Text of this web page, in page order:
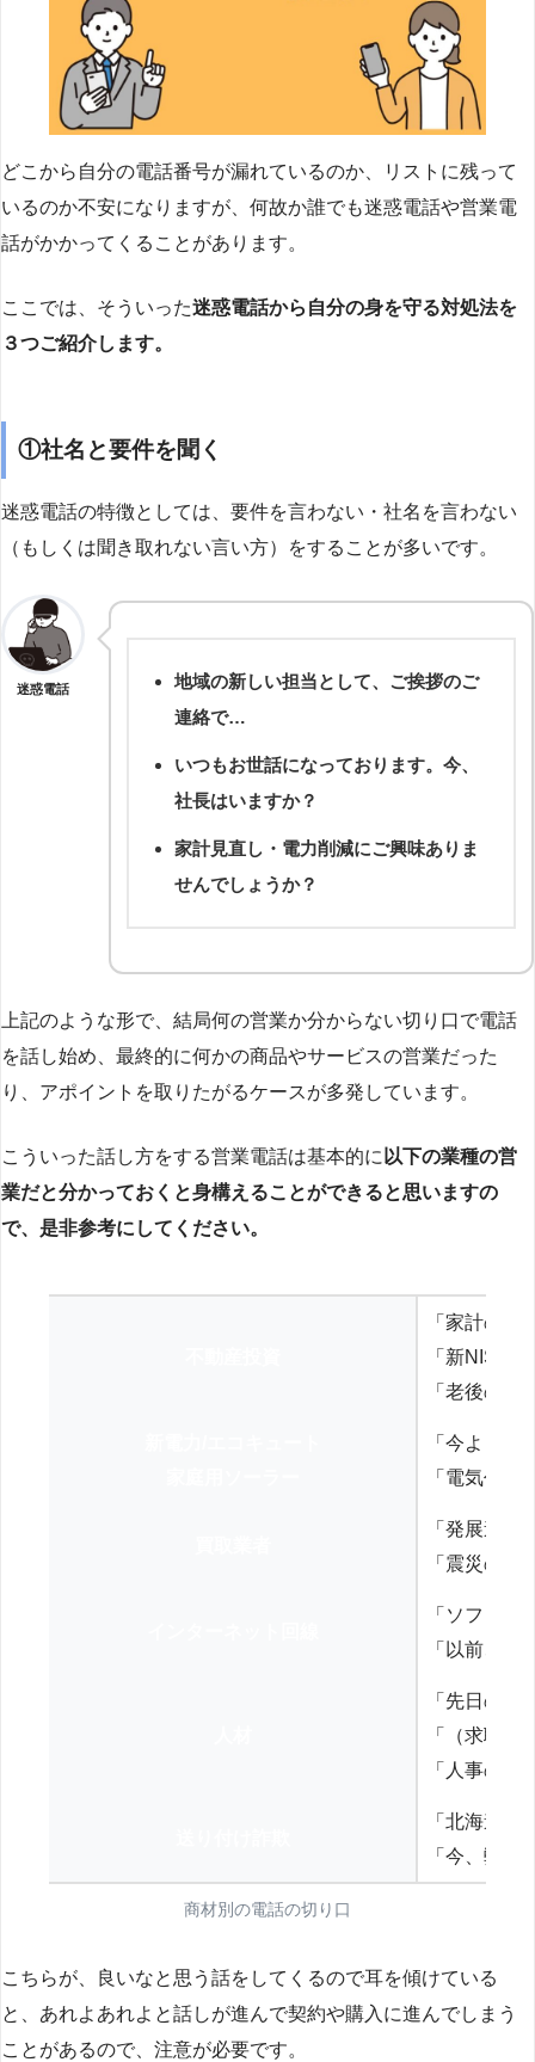
どこから自分の電話番号が漏れているのか、リストに残って
いるのか不安になりますが、何故か誰でも迷惑電話や営業電
話がかかってくることがあります。
ここでは、そういった迷惑電話から自分の身を守る対処法を
３つご紹介します。
①社名と要件を聞く
迷惑電話の特徴としては、要件を言わない・社名を言わない
（もしくは聞き取れない言い方）をすることが多いです。
迷惑電話
地域の新しい担当として、ご挨拶のご
連絡で…
いつもお世話になっております。今、
社長はいますか？
家計見直し・電力削減にご興味ありま
せんでしょうか？
上記のような形で、結局何の営業か分からない切り口で電話
を話し始め、最終的に何かの商品やサービスの営業だった
り、アポイントを取りたがるケースが多発しています。
こういった話し方をする営業電話は基本的に 以下の業種の営
業だと分かっておくと身構えることができると思いますの
で、是非参考にしてください。
「家計の見
「新NISA
「老後の
「今より
「電気代を
「発展途
「震災の
「ソフト
「以前、
「先日の
「（求職
「人事の方
「北海道
「今、弊
商材別の電話の切り口
こちらが、良いなと思う話をしてくるので耳を傾けている
と、あれよあれよと話しが進んで契約や購入に進んでしまう
ことがあるので、注意が必要です。